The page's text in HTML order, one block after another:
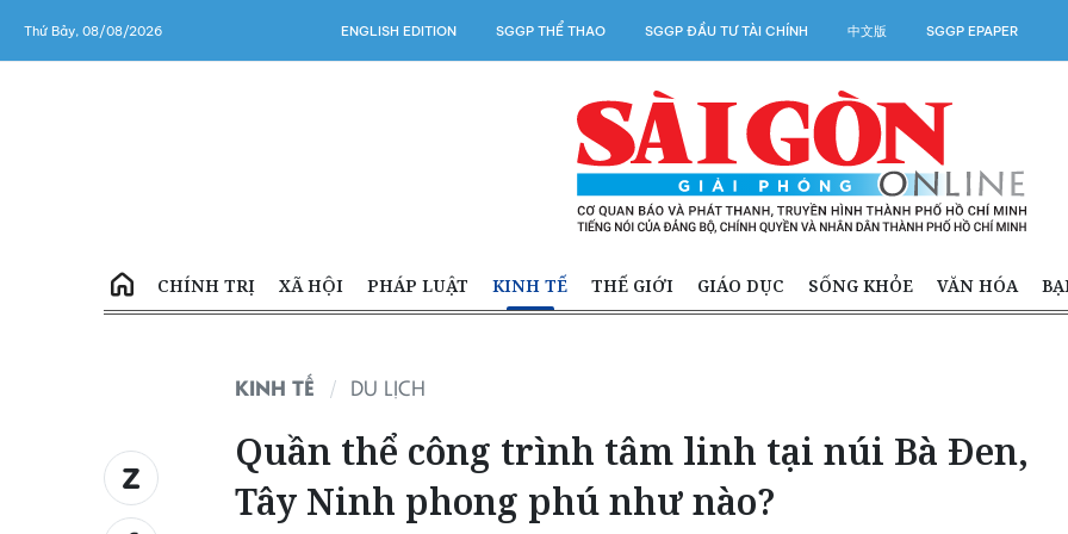
Thứ Bảy, 08/08/2026 ENGLISH EDITION SGGP THỂ THAO SGGP ĐẦU TƯ TÀI CHÍNH 中文版 SGGP EPAPER
CHÍNH TRỊ XÃ HỘI PHÁP LUẬT KINH TẾ THẾ GIỚI GIÁO DỤC SỐNG KHỎE VĂN HÓA
KINH TẾ DU LỊCH
Quần thể công trình tâm linh tại núi Bà Đen,
Tây Ninh phong phú như nào?